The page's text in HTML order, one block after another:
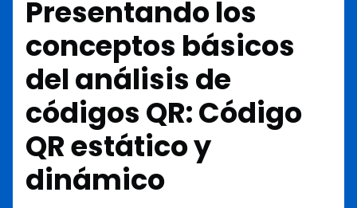
Presentando los
conceptos básicos
del análisis de
códigos QR: Código
QR estático y
dinámico